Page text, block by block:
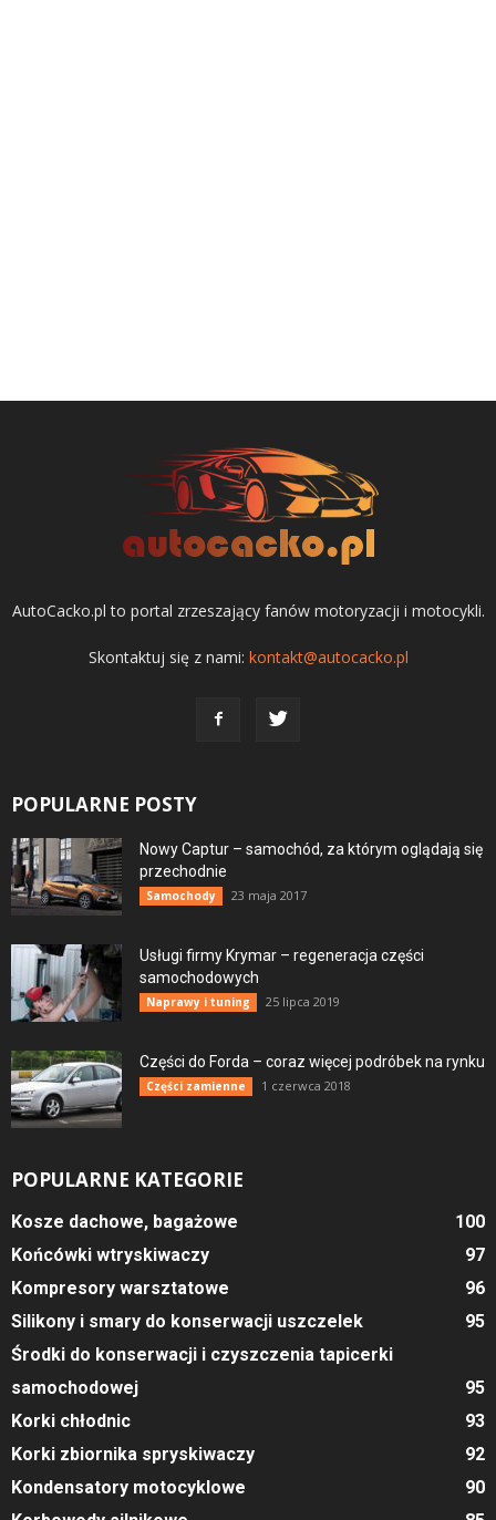
AutoCacko.pl to portal zrzeszający fanów motoryzacji i motocykli.
Skontaktuj się z nami: kontakt@autocacko.pl
POPULARNE POSTY
Nowy Captur – samochód, za którym oglądają się
przechodnie
Samochody 23 maja 2017
Usługi firmy Krymar – regeneracja części
samochodowych
Naprawy i tuning 25 lipca 2019
Części do Forda – coraz więcej podróbek na rynku
Części zamienne 1 czerwca 2018
POPULARNE KATEGORIE
Kosze dachowe, bagażowe
100
Końcówki wtryskiwaczy
97
Kompresory warsztatowe
96
Silikony i smary do konserwacji uszczelek
95
Środki do konserwacji i czyszczenia tapicerki
samochodowej
95
Korki chłodnic
93
Korki zbiornika spryskiwaczy
92
Kondensatory motocyklowe
90